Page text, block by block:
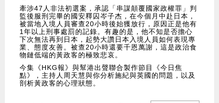
牽涉47人非法初選案，承認「串謀顛覆國家政權罪」判
監後服刑完畢的國安釋囚岑子杰，在今個月中赴日本，
被當地入境人員審查20小時後始獲放行，原因正是他有
1年以上刑事處罰的記錄。有趣的是，他不知是否擔心
下次無法再到日本，起勢大讚日本入境人員如何表現專
業、態度友善。被查20小時還要千恩萬謝，這是政治食
物鏈低端的黃政客的極致悲哀。
今集《HKG報》與幫港出聲聯合製作節目《今日焦
點》，主持人周天慧與你分析施紀與英國的問題，以及
剖析黃政客的心理狀態。